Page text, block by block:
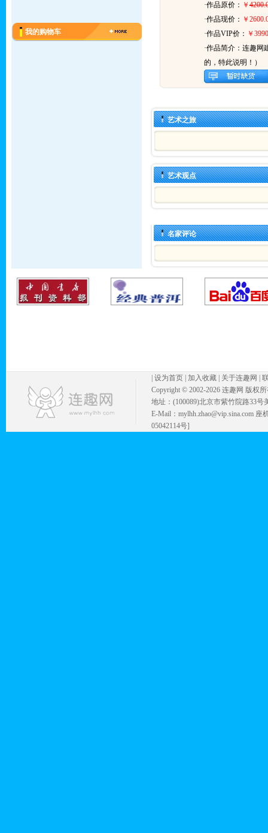
我的购物车
·作品原价： ￥
·作品现价： ￥
·作品VIP价： ￥
·作品简介： 连趣网
的，特此说明！）
艺术之旅
艺术观点
名家评论
设为首页 加入收藏 关于连趣网
Copyright © 2002-2026 连趣网 版权
地址：(100089)北京市紫竹院路33号
E-Mail：mylhh.zhao@vip.sina.com
05042114号]